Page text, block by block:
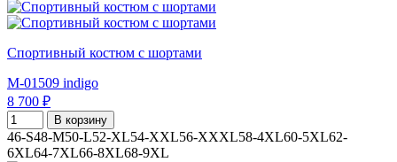
Спортивный костюм с шортами
M-01509 indigo
8 700 ₽
В корзину
46-S48-M50-L52-XL54-XXL56-XXXL58-4XL60-5XL62-
6XL64-7XL66-8XL68-9XL